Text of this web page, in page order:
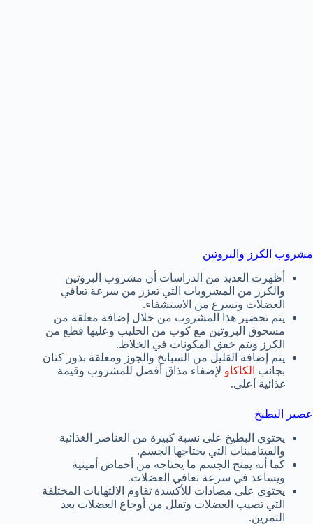
مشروب الكرز والبروتين
أظهرت العديد من الدراسات أن مشروب البروتين
والكرز من المشروبات التي تعزز من سرعة تعافي
العضلات وتسرع من الاستشفاء.
يتم تحضير هذا المشروب من خلال إضافة معلقة من
مسحوق البروتين مع كوب من الحليب وعليها قطع من
الكرز ويتم خفق المكونات في الخلاط.
يتم إضافة القليل من السبانخ والجوز ومعلقة بذور كتان
بجانب الكاكاو لإضفاء مذاق أفضل للمشروب وقيمة
غذائية أعلى.
عصير البطيخ
يحتوي البطيخ على نسبة كبيرة من العناصر الغذائية
والفيتامينات التي يحتاجها الجسم.
كما أنه يمنح الجسم ما يحتاجه من أحماض أمينية
ويساعد في سرعة تعافي العضلات.
يحتوي على مضادات للأكسدة تقاوم الالتهابات المختلفة
التي تصيب العضلات وتقلل من أوجاع العضلات بعد
التمرين.